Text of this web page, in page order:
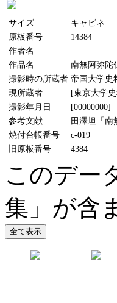
サイズ
キャビネ
原板番号
14384
作者名
作品名
南無阿弥陀
撮影時の所蔵者 帝国大学史
現所蔵者
[東京大学
撮影年月日
[00000000]
参考文献
田澤坦「南
焼付台帳番号
c-019
旧原板番号
4384
このデー
集」が含